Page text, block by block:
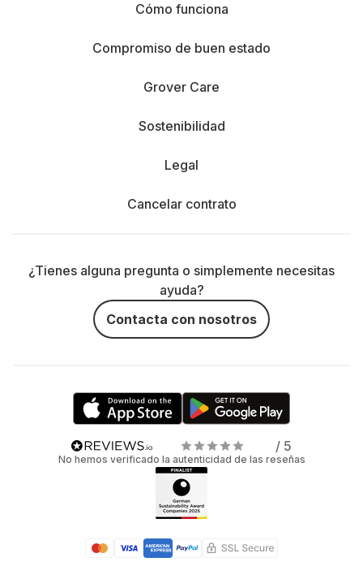
Cómo funciona
Compromiso de buen estado
Grover Care
Sostenibilidad
Legal
Cancelar contrato
¿Tienes alguna pregunta o simplemente necesitas
ayuda?
Contacta con nosotros
/ 5
No hemos verificado la autenticidad de las reseñas